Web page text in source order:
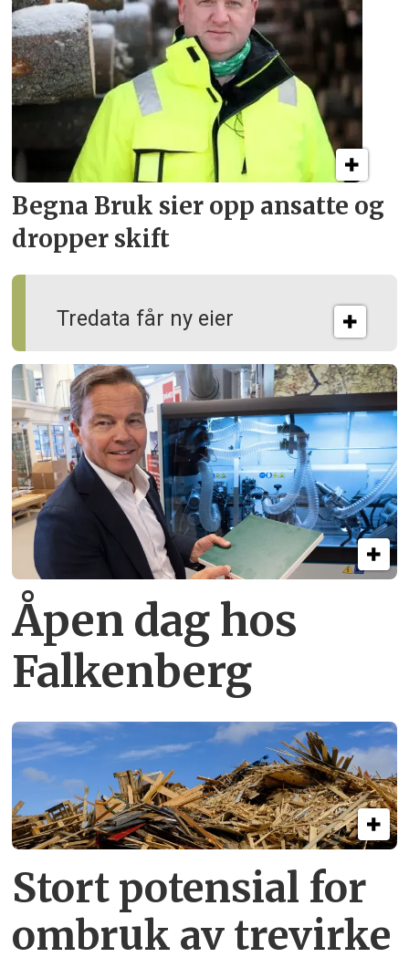
Tredata får ny eier
Begna Bruk sier opp ansatte og
dropper skift
Åpen dag hos
Falkenberg
Stort potensial for
ombruk av tre­virke